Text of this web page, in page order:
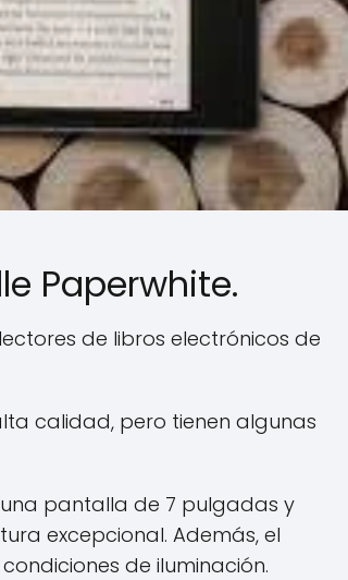
Paperwhite.
de libros electrónicos de
calidad, pero tienen algunas
pantalla de 7 pulgadas y
excepcional. Además, el
de iluminación.